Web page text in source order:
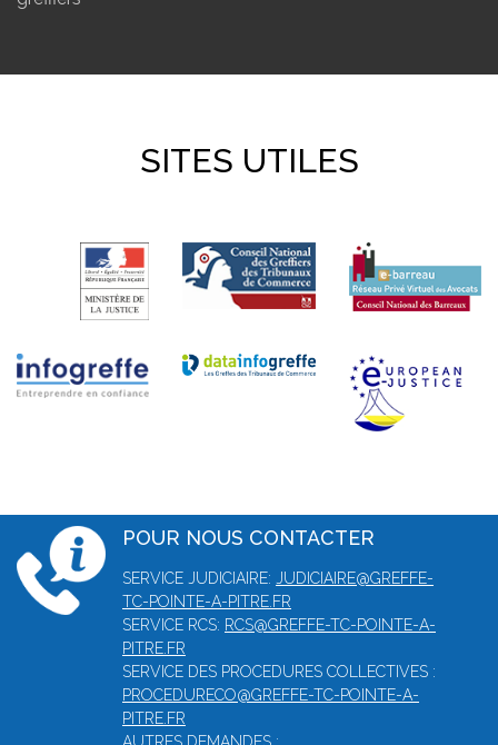
SITES UTILES
POUR NOUS CONTACTER
SERVICE JUDICIAIRE: JUDICIAIRE@GREFFE-
TC-POINTE-A-PITRE.FR
SERVICE RCS: RCS@GREFFE-TC-POINTE-A-
PITRE.FR
SERVICE DES PROCEDURES COLLECTIVES :
PROCEDURECO@GREFFE-TC-POINTE-A-
PITRE.FR